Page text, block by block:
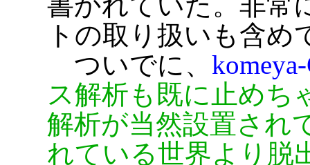
トの取り扱いも含め
ついでに、
ス解析も既に止めち
解析が当然設置され
れている世界より脱